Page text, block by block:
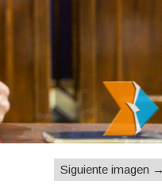
Siguiente imagen →